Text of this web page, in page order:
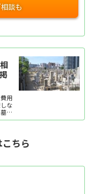
用
な
」
の
ちら